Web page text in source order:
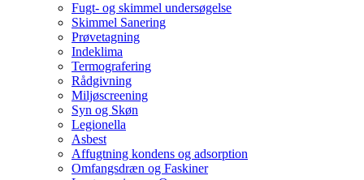
Fugt- og skimmel undersøgelse
Skimmel Sanering
Prøvetagning
Indeklima
Termografering
Rådgivning
Miljøscreening
Syn og Skøn
Legionella
Asbest
Affugtning kondens og adsorption
Omfangsdræn og Faskiner